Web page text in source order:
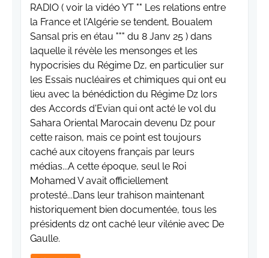
RADIO ( voir la vidéo YT "" Les relations entre
la France et l'Algérie se tendent, Boualem
Sansal pris en étau """ du 8 Janv 25 ) dans
laquelle il révèle les mensonges et les
hypocrisies du Régime Dz, en particulier sur
les Essais nucléaires et chimiques qui ont eu
lieu avec la bénédiction du Régime Dz lors
des Accords d'Evian qui ont acté le vol du
Sahara Oriental Marocain devenu Dz pour
cette raison, mais ce point est toujours
caché aux citoyens français par leurs
médias...A cette époque, seul le Roi
Mohamed V avait officiellement
protesté...Dans leur trahison maintenant
historiquement bien documentée, tous les
présidents dz ont caché leur vilénie avec De
Gaulle.